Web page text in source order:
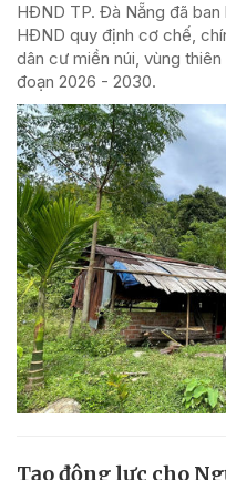
HĐND TP. Đà Nẵng đã
HĐND quy định cơ chế,
dân cư miền núi, vùng
đoạn 2026 - 2030.
Tạo động lực cho